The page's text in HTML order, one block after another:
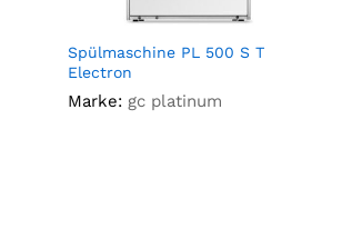
Spülmaschine PL 500 S T
Electron
Marke: gc platinum